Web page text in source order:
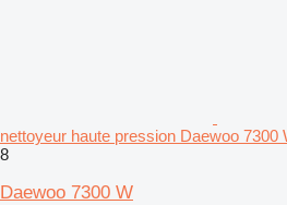
nettoyeur haute pression Daewoo 7300
8
Daewoo 7300 W